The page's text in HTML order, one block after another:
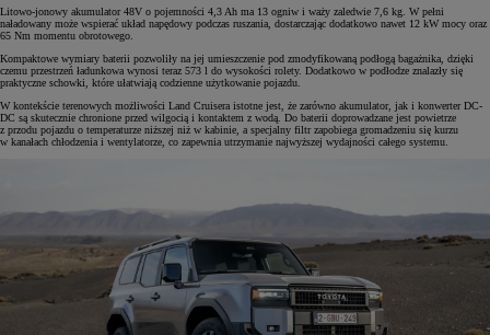
Litowo-jonowy akumulator 48V o pojemności 4,3 Ah ma 13 ogniw i waży zaledwie 7,6 kg. W pełni
naładowany może wspierać układ napędowy podczas ruszania, dostarczając dodatkowo nawet 12 kW mocy oraz
65 Nm momentu obrotowego.
Kompaktowe wymiary baterii pozwoliły na jej umieszczenie pod zmodyfikowaną podłogą bagażnika, dzięki
czemu przestrzeń ładunkowa wynosi teraz 573 l do wysokości rolety. Dodatkowo w podłodze znalazły się
praktyczne schowki, które ułatwiają codzienne użytkowanie pojazdu.
W kontekście terenowych możliwości Land Cruisera istotne jest, że zarówno akumulator, jak i konwerter DC-
DC są skutecznie chronione przed wilgocią i kontaktem z wodą. Do baterii doprowadzane jest powietrze
z przodu pojazdu o temperaturze niższej niż w kabinie, a specjalny filtr zapobiega gromadzeniu się kurzu
w kanałach chłodzenia i wentylatorze, co zapewnia utrzymanie najwyższej wydajności całego systemu.